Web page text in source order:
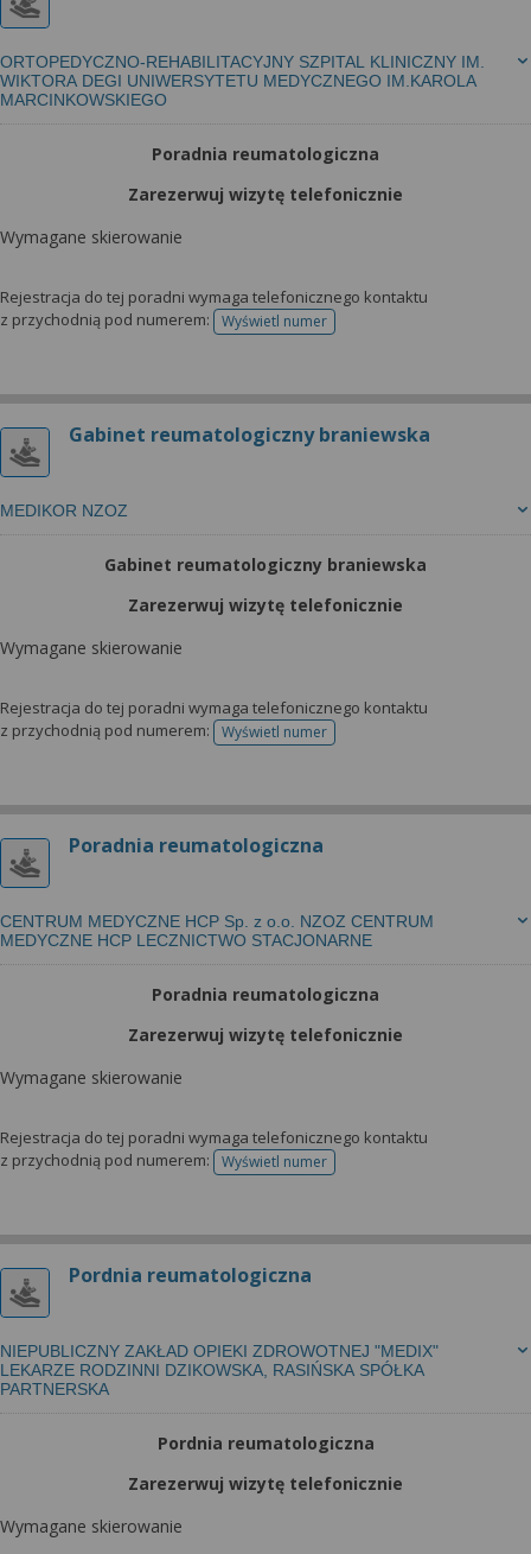
ORTOPEDYCZNO-REHABILITACYJNY SZPITAL KLINICZNY IM.
WIKTORA DEGI UNIWERSYTETU MEDYCZNEGO IM.KAROLA
MARCINKOWSKIEGO
Poradnia reumatologiczna
Zarezerwuj wizytę telefonicznie
Wymagane skierowanie
Rejestracja do tej poradni wymaga telefonicznego kontaktu
z przychodnią pod numerem:
Wyświetl numertelefonu do rejestracji
Gabinet reumatologiczny braniewska
MEDIKOR NZOZ
Gabinet reumatologiczny braniewska
Zarezerwuj wizytę telefonicznie
Wymagane skierowanie
Rejestracja do tej poradni wymaga telefonicznego kontaktu
z przychodnią pod numerem:
Wyświetl numertelefonu do rejestracji
Poradnia reumatologiczna
CENTRUM MEDYCZNE HCP Sp. z o.o. NZOZ CENTRUM
MEDYCZNE HCP LECZNICTWO STACJONARNE
Poradnia reumatologiczna
Zarezerwuj wizytę telefonicznie
Wymagane skierowanie
Rejestracja do tej poradni wymaga telefonicznego kontaktu
z przychodnią pod numerem:
Wyświetl numertelefonu do rejestracji
Pordnia reumatologiczna
NIEPUBLICZNY ZAKŁAD OPIEKI ZDROWOTNEJ "MEDIX"
LEKARZE RODZINNI DZIKOWSKA, RASIŃSKA SPÓŁKA
PARTNERSKA
Pordnia reumatologiczna
Zarezerwuj wizytę telefonicznie
Wymagane skierowanie